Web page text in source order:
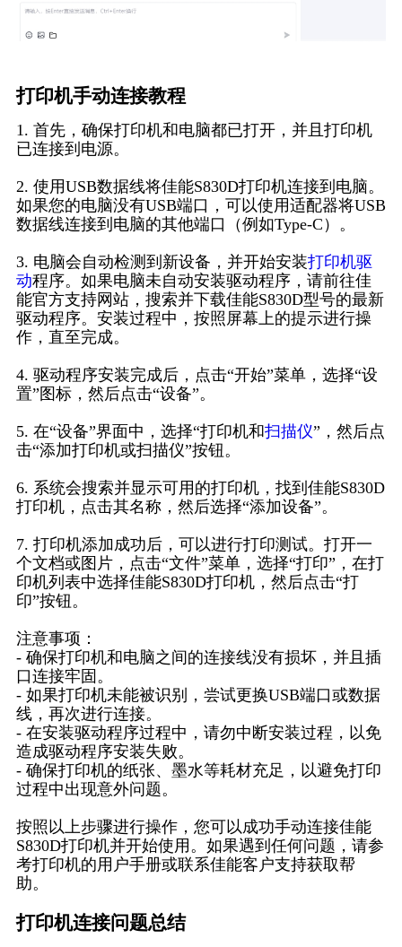
打印机手动连接教程
1. 首先，确保打印机和电脑都已打开，并且打印机
已连接到电源。
2. 使用USB数据线将佳能S830D打印机连接到电脑。
如果您的电脑没有USB端口，可以使用适配器将USB
数据线连接到电脑的其他端口（例如Type-C）。
3. 电脑会自动检测到新设备，并开始安装打印机驱
动程序。如果电脑未自动安装驱动程序，请前往佳
能官方支持网站，搜索并下载佳能S830D型号的最新
驱动程序。安装过程中，按照屏幕上的提示进行操
作，直至完成。
4. 驱动程序安装完成后，点击“开始”菜单，选择“设
置”图标，然后点击“设备”。
5. 在“设备”界面中，选择“打印机和扫描仪”，然后点
击“添加打印机或扫描仪”按钮。
6. 系统会搜索并显示可用的打印机，找到佳能S830D
打印机，点击其名称，然后选择“添加设备”。
7. 打印机添加成功后，可以进行打印测试。打开一
个文档或图片，点击“文件”菜单，选择“打印”，在打
印机列表中选择佳能S830D打印机，然后点击“打
印”按钮。
注意事项：
- 确保打印机和电脑之间的连接线没有损坏，并且插
口连接牢固。
- 如果打印机未能被识别，尝试更换USB端口或数据
线，再次进行连接。
- 在安装驱动程序过程中，请勿中断安装过程，以免
造成驱动程序安装失败。
- 确保打印机的纸张、墨水等耗材充足，以避免打印
过程中出现意外问题。
按照以上步骤进行操作，您可以成功手动连接佳能
S830D打印机并开始使用。如果遇到任何问题，请参
考打印机的用户手册或联系佳能客户支持获取帮
助。
打印机连接问题总结